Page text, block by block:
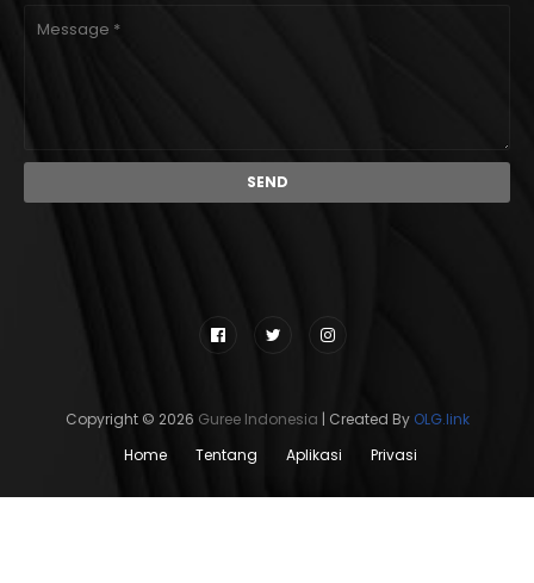
Copyright © 2026 Guree Indonesia | Created By OLG.link
Home
Tentang Aplikasi Privasi